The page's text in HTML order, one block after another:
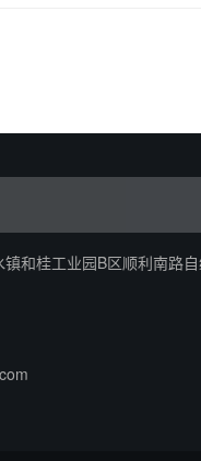
和桂工业园B区顺利南路